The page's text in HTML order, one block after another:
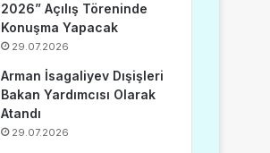
2026” Açılış Töreninde
Konuşma Yapacak
29.07.2026
Arman İsagaliyev Dışişleri
Bakan Yardımcısı Olarak
Atandı
29.07.2026